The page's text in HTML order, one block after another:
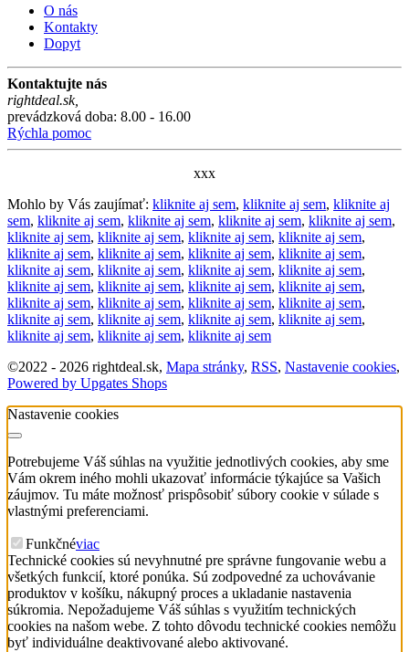
O nás
Kontakty
Dopyt
Kontaktujte nás
rightdeal.sk,
prevádzková doba: 8.00 - 16.00
Rýchla pomoc
xxx
Mohlo by Vás zaujímať: kliknite aj sem, kliknite aj sem, kliknite aj
sem, kliknite aj sem, kliknite aj sem, kliknite aj sem, kliknite aj sem,
kliknite aj sem, kliknite aj sem, kliknite aj sem, kliknite aj sem,
kliknite aj sem, kliknite aj sem, kliknite aj sem, kliknite aj sem,
kliknite aj sem, kliknite aj sem, kliknite aj sem, kliknite aj sem,
kliknite aj sem, kliknite aj sem, kliknite aj sem, kliknite aj sem,
kliknite aj sem, kliknite aj sem, kliknite aj sem, kliknite aj sem,
kliknite aj sem, kliknite aj sem, kliknite aj sem, kliknite aj sem,
kliknite aj sem, kliknite aj sem, kliknite aj sem
©2022 - 2026 rightdeal.sk, Mapa stránky, RSS, Nastavenie cookies,
Powered by Upgates Shops
Nastavenie cookies
Potrebujeme Váš súhlas na využitie jednotlivých cookies, aby sme
Vám okrem iného mohli ukazovať informácie týkajúce sa Vašich
záujmov. Tu máte možnosť prispôsobiť súbory cookie v súlade s
vlastnými preferenciami.
Funkčnéviac
Technické cookies sú nevyhnutné pre správne fungovanie webu a
všetkých funkcií, ktoré ponúka. Sú zodpovedné za uchovávanie
produktov v košíku, nákupný proces a ukladanie nastavenia
súkromia. Nepožadujeme Váš súhlas s využitím technických
cookies na našom webe. Z tohto dôvodu technické cookies nemôžu
byť individuálne deaktivované alebo aktivované.